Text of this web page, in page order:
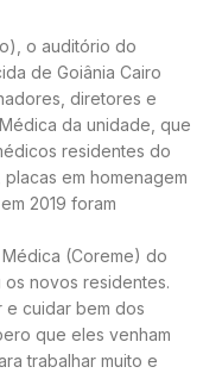
o auditório do
de Goiânia Cairo
diretores e
da unidade, que
residentes do
em homenagem
2019 foram
(Coreme) do
novos residentes.
cuidar bem dos
que eles venham
trabalhar muito e